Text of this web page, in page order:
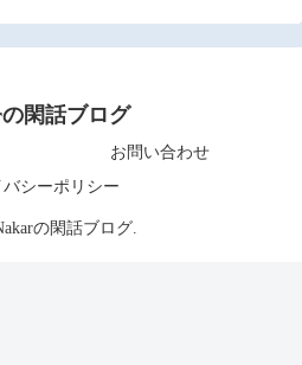
閑話ブログ
お問い合わせ
バシーポリシー
の閑話ブログ.